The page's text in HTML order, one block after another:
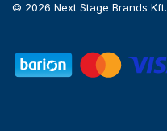
© 2026 Next Stage Brands Kft.